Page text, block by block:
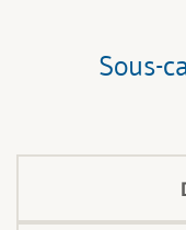
cette
Sous-